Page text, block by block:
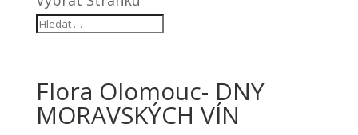
Flora Olomouc- DNY
MORAVSKÝCH VÍN